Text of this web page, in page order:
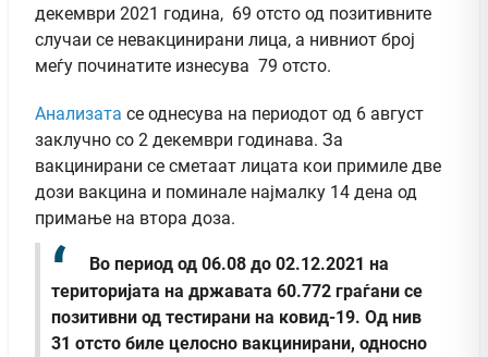
декември 2021 година, 69 отсто од позитивните
случаи се невакцинирани лица, а нивниот број
меѓу починатите изнесува 79 отсто.
Анализата се однесува на периодот од 6 август
заклучно со 2 декември годинава. За
вакцинирани се сметаат лицата кои примиле две
дози вакцина и поминале најмалку 14 дена од
примање на втора доза.
Во период од 06.08 до 02.12.2021 на
територијата на државата 60.772 граѓани се
позитивни од тестирани на ковид-19. Од нив
31 отсто биле целосно вакцинирани, односно